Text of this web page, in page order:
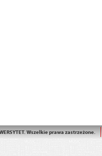
Wszelkie prawa zastrzeżone.